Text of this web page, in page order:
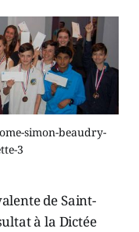
simon-beaudry-
3
de Saint-
à la Dictée